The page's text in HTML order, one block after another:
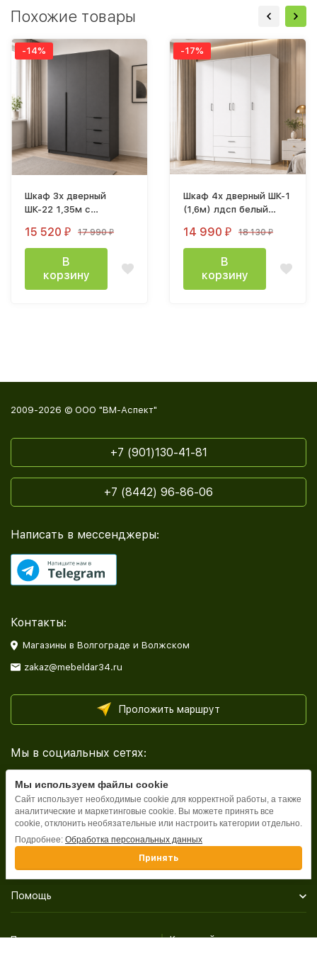
Похожие товары
-14%
Шкаф 3х дверный
ШК-22 1,35м с
15 520 ₽ 17 990₽
В
корзину
-17%
Шкаф 4х дверный ШК-1
(1,6м) лдсп белый
14 990 ₽ 18 130₽
В
корзину
2009-2026 © ООО "ВМ-Аспект"
+7 (901)130-41-81
+7 (8442) 96-86-06
Написать в мессенджеры:
Контакты:
Магазины в Волгограде и Волжском
zakaz@mebeldar34.ru
Проложить маршрут
Мы в социальных сетях:
Каталог
Помощь
Политика персональных данных Карта сайта
Мы используем файлы cookie
Сайт использует необходимые cookie для корректной работы, а также
аналитические и маркетинговые cookie. Вы можете принять все
cookie, отклонить необязательные или настроить категории отдельно.
Подробнее: Обработка персональных данных
Принять